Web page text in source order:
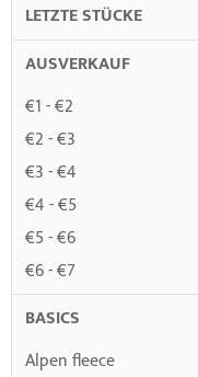
LETZTE STÜCKE
AUSVERKAUF
€1 - €2
€2 - €3
€3 - €4
€4 - €5
€5 - €6
€6 - €7
BASICS
Alpen fleece